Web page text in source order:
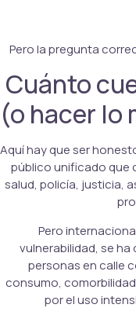
Pero la pregunta
Cuánto
(o hacer lo
Aquí hay que ser
público unificado que
salud, policía, justicia,
Pero
vulnerabilidad, se
personas en calle
consumo,
por el uso